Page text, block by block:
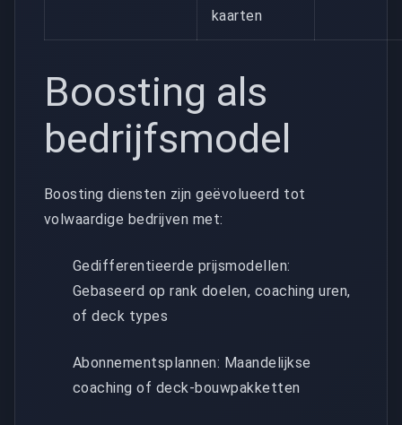
kaarten
Boosting als
bedrijfsmodel
Boosting diensten zijn geëvolueerd tot
volwaardige bedrijven met:
Gedifferentieerde prijsmodellen:
Gebaseerd op rank doelen, coaching uren,
of deck types
Abonnementsplannen: Maandelijkse
coaching of deck-bouwpakketten